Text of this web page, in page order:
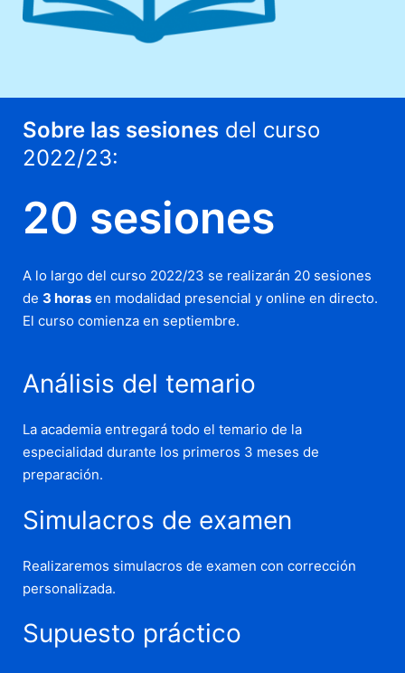
Sobre las sesiones del curso
2022/23:
20 sesiones
A lo largo del curso 2022/23 se realizarán 20 sesiones
de 3 horas en modalidad presencial y online en directo.
El curso comienza en septiembre.
Análisis del temario
La academia entregará todo el temario de la
especialidad durante los primeros 3 meses de
preparación.
Simulacros de examen
Realizaremos simulacros de examen con corrección
personalizada.
Supuesto práctico